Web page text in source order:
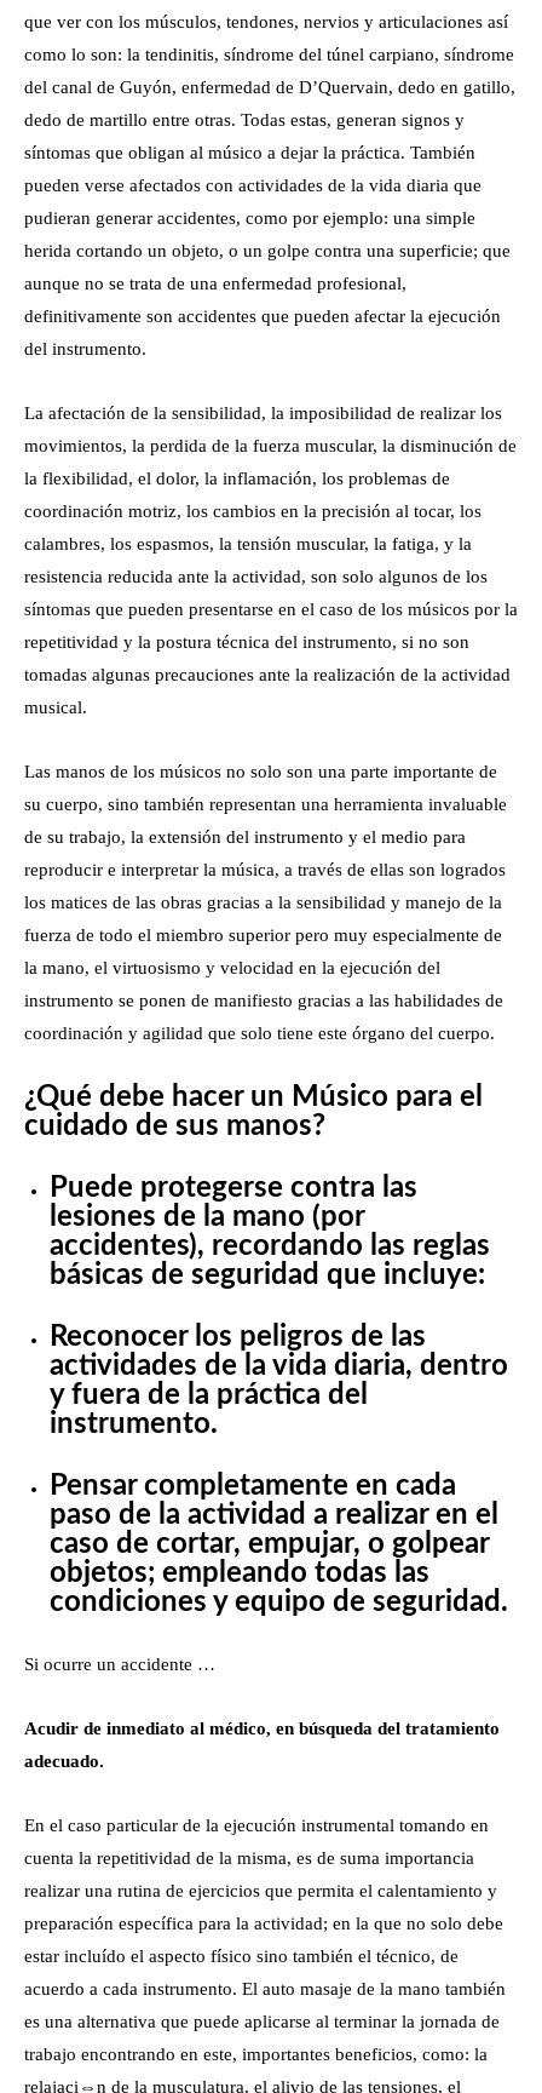
que ver con los músculos, tendones, nervios y articulaciones así
como lo son: la tendinitis, síndrome del túnel carpiano, síndrome
del canal de Guyón, enfermedad de D’Quervain, dedo en gatillo,
dedo de martillo entre otras. Todas estas, generan signos y
síntomas que obligan al músico a dejar la práctica. También
pueden verse afectados con actividades de la vida diaria que
pudieran generar accidentes, como por ejemplo: una simple
herida cortando un objeto, o un golpe contra una superficie; que
aunque no se trata de una enfermedad profesional,
definitivamente son accidentes que pueden afectar la ejecución
del instrumento.
La afectación de la sensibilidad, la imposibilidad de realizar los
movimientos, la perdida de la fuerza muscular, la disminución de
la flexibilidad, el dolor, la inflamación, los problemas de
coordinación motriz, los cambios en la precisión al tocar, los
calambres, los espasmos, la tensión muscular, la fatiga, y la
resistencia reducida ante la actividad, son solo algunos de los
síntomas que pueden presentarse en el caso de los músicos por la
repetitividad y la postura técnica del instrumento, si no son
tomadas algunas precauciones ante la realización de la actividad
musical.
Las manos de los músicos no solo son una parte importante de
su cuerpo, sino también representan una herramienta invaluable
de su trabajo, la extensión del instrumento y el medio para
reproducir e interpretar la música, a través de ellas son logrados
los matices de las obras gracias a la sensibilidad y manejo de la
fuerza de todo el miembro superior pero muy especialmente de
la mano, el virtuosismo y velocidad en la ejecución del
instrumento se ponen de manifiesto gracias a las habilidades de
coordinación y agilidad que solo tiene este órgano del cuerpo.
¿Qué debe hacer un Músico para el
cuidado de sus manos?
Puede protegerse contra las
lesiones de la mano (por
accidentes), recordando las reglas
básicas de seguridad que incluye:
Reconocer los peligros de las
actividades de la vida diaria, dentro
y fuera de la práctica del
instrumento.
Pensar completamente en cada
paso de la actividad a realizar en el
caso de cortar, empujar, o golpear
objetos; empleando todas las
condiciones y equipo de seguridad.
Si ocurre un accidente …
Acudir de inmediato al médico, en búsqueda del tratamiento
adecuado.
En el caso particular de la ejecución instrumental tomando en
cuenta la repetitividad de la misma, es de suma importancia
realizar una rutina de ejercicios que permita el calentamiento y
preparación específica para la actividad; en la que no solo debe
estar incluído el aspecto físico sino también el técnico, de
acuerdo a cada instrumento. El auto masaje de la mano también
es una alternativa que puede aplicarse al terminar la jornada de
trabajo encontrando en este, importantes beneficios, como: la
relajaci⇔n de la musculatura, el alivio de las tensiones, el